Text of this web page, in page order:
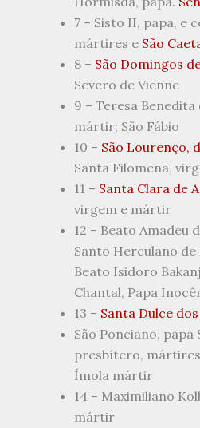
7 – Sisto II, papa, e
mártires e São
8 – São Domingos
Severo de Vienne
9 – Teresa
mártir; São Fábio
10 – São Lourenço,
Santa Filomena,
11 – Santa Clara de
virgem e mártir
12 – Beato Amadeu
Santo Herculano de
Beato Isidoro
Chantal, Papa
13 – Santa Dulce
São Ponciano,
presbítero, mártires
Ímola mártir
14 – Maximiliano
mártir